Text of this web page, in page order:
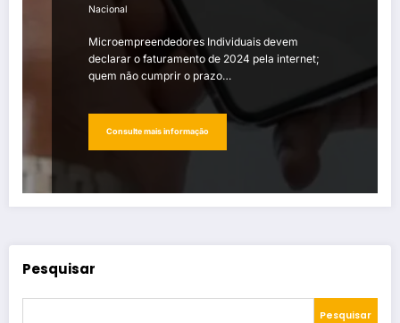
Nacional
Microempreendedores Individuais devem
declarar o faturamento de 2024 pela internet;
quem não cumprir o prazo…
Consulte mais informação
Pesquisar
Pesquisar